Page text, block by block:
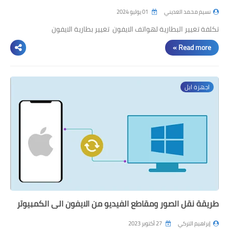
نسيم محمد العديني
تكلفة تغيير البطارية لهواتف الايفون تغيير بطارية الايفون
Read more »
اجهزة ابل
طريقة نقل الصور ومقاطع الفيديو من الايفون الى الكمبيوتر
إبراهيم التركي